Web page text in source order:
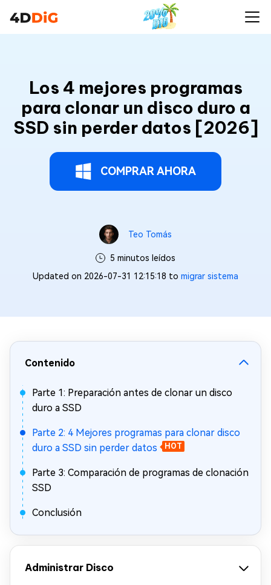
Los 4 mejores programas
para clonar un disco duro a
SSD sin perder datos [2026]
COMPRAR AHORA
Teo Tomás
5 minutos leídos
Updated on 2026-07-31 12:15:18 to migrar sistema
Contenido
Parte 1: Preparación antes de clonar un disco
duro a SSD
Parte 2: 4 Mejores programas para clonar disco
duro a SSD sin perder datos
HOT
Parte 3: Comparación de programas de clonación
SSD
Conclusión
Administrar Disco